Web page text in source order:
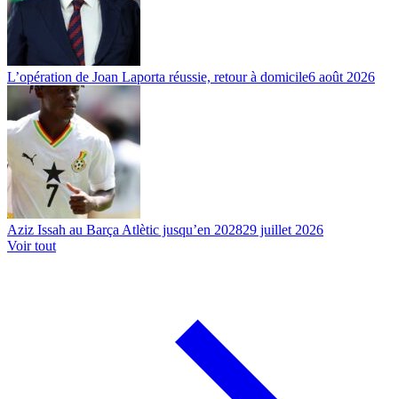
L’opération de Joan Laporta réussie, retour à domicile6 août 2026
Aziz Issah au Barça Atlètic jusqu’en 202829 juillet 2026
Voir tout